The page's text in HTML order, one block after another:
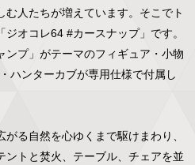
む人たちが増えています。そこでト
オコレ64 #カースナップ」です。
ンプ」がテーマのフィギュア・小物
ハンターカブが専用仕様で付属し
る自然を心ゆくまで駆けまわり、
ントと焚火、テーブル、チェアを並